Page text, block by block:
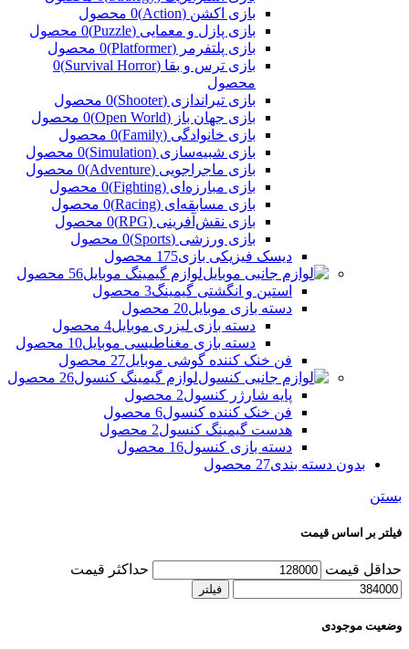
بازی اکشن (Action)
0 محصول
بازی پازل و معمایی (Puzzle)
0 محصول
بازی پلتفرمر (Platformer)
0 محصول
بازی ترس و بقا (Survival Horror)
0
محصول
بازی تیراندازی (Shooter)
0 محصول
بازی جهان باز (Open World)
0 محصول
بازی خانوادگی (Family)
0 محصول
بازی شبیه‌سازی (Simulation)
0 محصول
بازی ماجراجویی (Adventure)
0 محصول
بازی مبارزه‌ای (Fighting)
0 محصول
بازی مسابقه‌ای (Racing)
0 محصول
بازی نقش‌آفرینی (RPG)
0 محصول
بازی ورزشی (Sports)
0 محصول
دیسک فیزیکی بازی175 محصول
لوازم گیمینگ موبایل56 محصول
استین و انگشتی گیمینگ3 محصول
دسته بازی موبایل20 محصول
دسته بازی لیزری موبایل4 محصول
دسته بازی مغناطیسی موبایل10 محصول
فن خنک کننده گوشی موبایل27 محصول
لوازم گیمینگ کنسول26 محصول
پایه شارژر کنسول2 محصول
فن خنک کننده کنسول6 محصول
هدست گیمینگ کنسول2 محصول
دسته بازی کنسول16 محصول
بدون دسته بندی27 محصول
بستن
فیلتر بر اساس قیمت
حداقل قیمت حداکثر قیمت
فیلتر
وضعیت موجودی